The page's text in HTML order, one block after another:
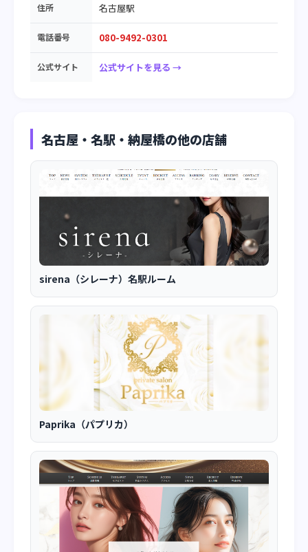
住所 名古屋駅
電話番号 080-9492-0301
公式サイト 公式サイトを見る →
名古屋・名駅・納屋橋の他の店舗
sirena（シレーナ）名駅ルーム
Paprika（パプリカ）